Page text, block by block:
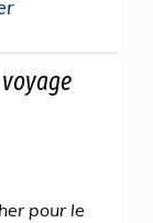
voyage
pour le